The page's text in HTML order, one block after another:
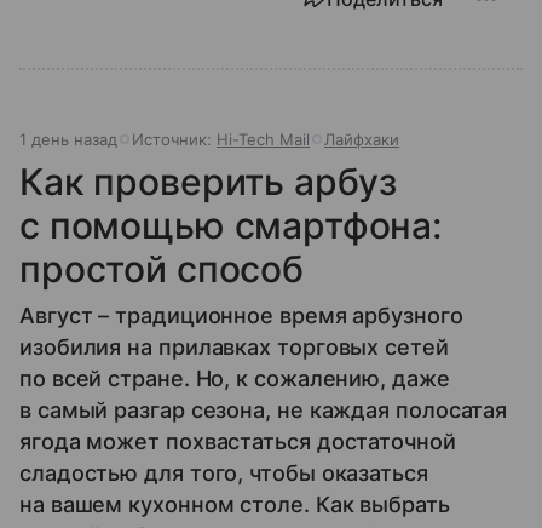
1 день назад Источник: Hi-Tech Mail Лайфхаки
Как проверить арбуз
с помощью смартфона:
простой способ
Август – традиционное время арбузного
изобилия на прилавках торговых сетей
по всей стране. Но, к сожалению, даже
в самый разгар сезона, не каждая полосатая
ягода может похвастаться достаточной
сладостью для того, чтобы оказаться
на вашем кухонном столе. Как выбрать